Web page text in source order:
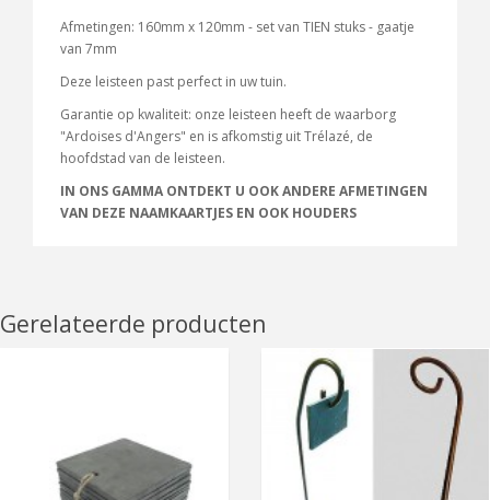
Afmetingen: 160mm x 120mm - set van TIEN stuks - gaatje
van 7mm
Deze leisteen past perfect in uw tuin.
Garantie op kwaliteit: onze leisteen heeft de waarborg
"Ardoises d'Angers" en is afkomstig uit Trélazé, de
hoofdstad van de leisteen.
IN ONS GAMMA ONTDEKT U OOK ANDERE AFMETINGEN
VAN DEZE NAAMKAARTJES EN OOK HOUDERS
Gerelateerde producten